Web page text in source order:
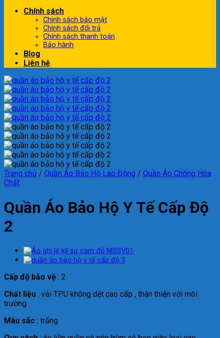
Chính sách
Chính sách bảo mật
Chính sách đổi trả
Chính sách thanh toán
Bảo hành
Blog
Liên hệ
Trang chủ / Quần Áo Bảo Hộ Lao Động / Quần Áo Chống Hóa
Chất
Quần Áo Bảo Hộ Y Tế Cấp Độ
2
Cấp độ bảo vệ : 2
Chất liệu : vải TPU không dệt cao cấp , thân thiện với môi
trường
Màu sắc : trắng